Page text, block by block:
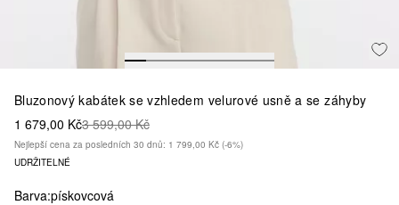
Bluzonový kabátek se vzhledem velurové usně a se záhyby
1 679,00 Kč3 599,00 Kč
Nejlepší cena za posledních 30 dnů: 1 799,00 Kč (-6%)
UDRŽITELNÉ
Barva:pískovcová